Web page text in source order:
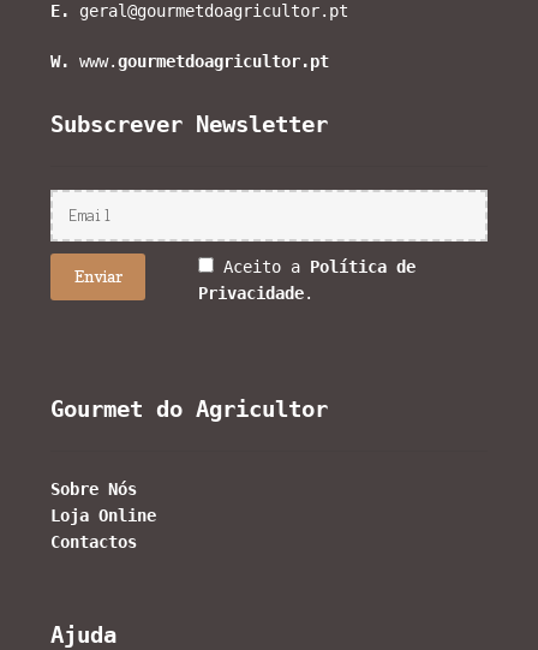
E. geral@gourmetdoagricultor.pt
W. www.gourmetdoagricultor.pt
Subscrever Newsletter
Aceito a Política de
Privacidade.
Gourmet do Agricultor
Sobre Nós
Loja Online
Contactos
Ajuda